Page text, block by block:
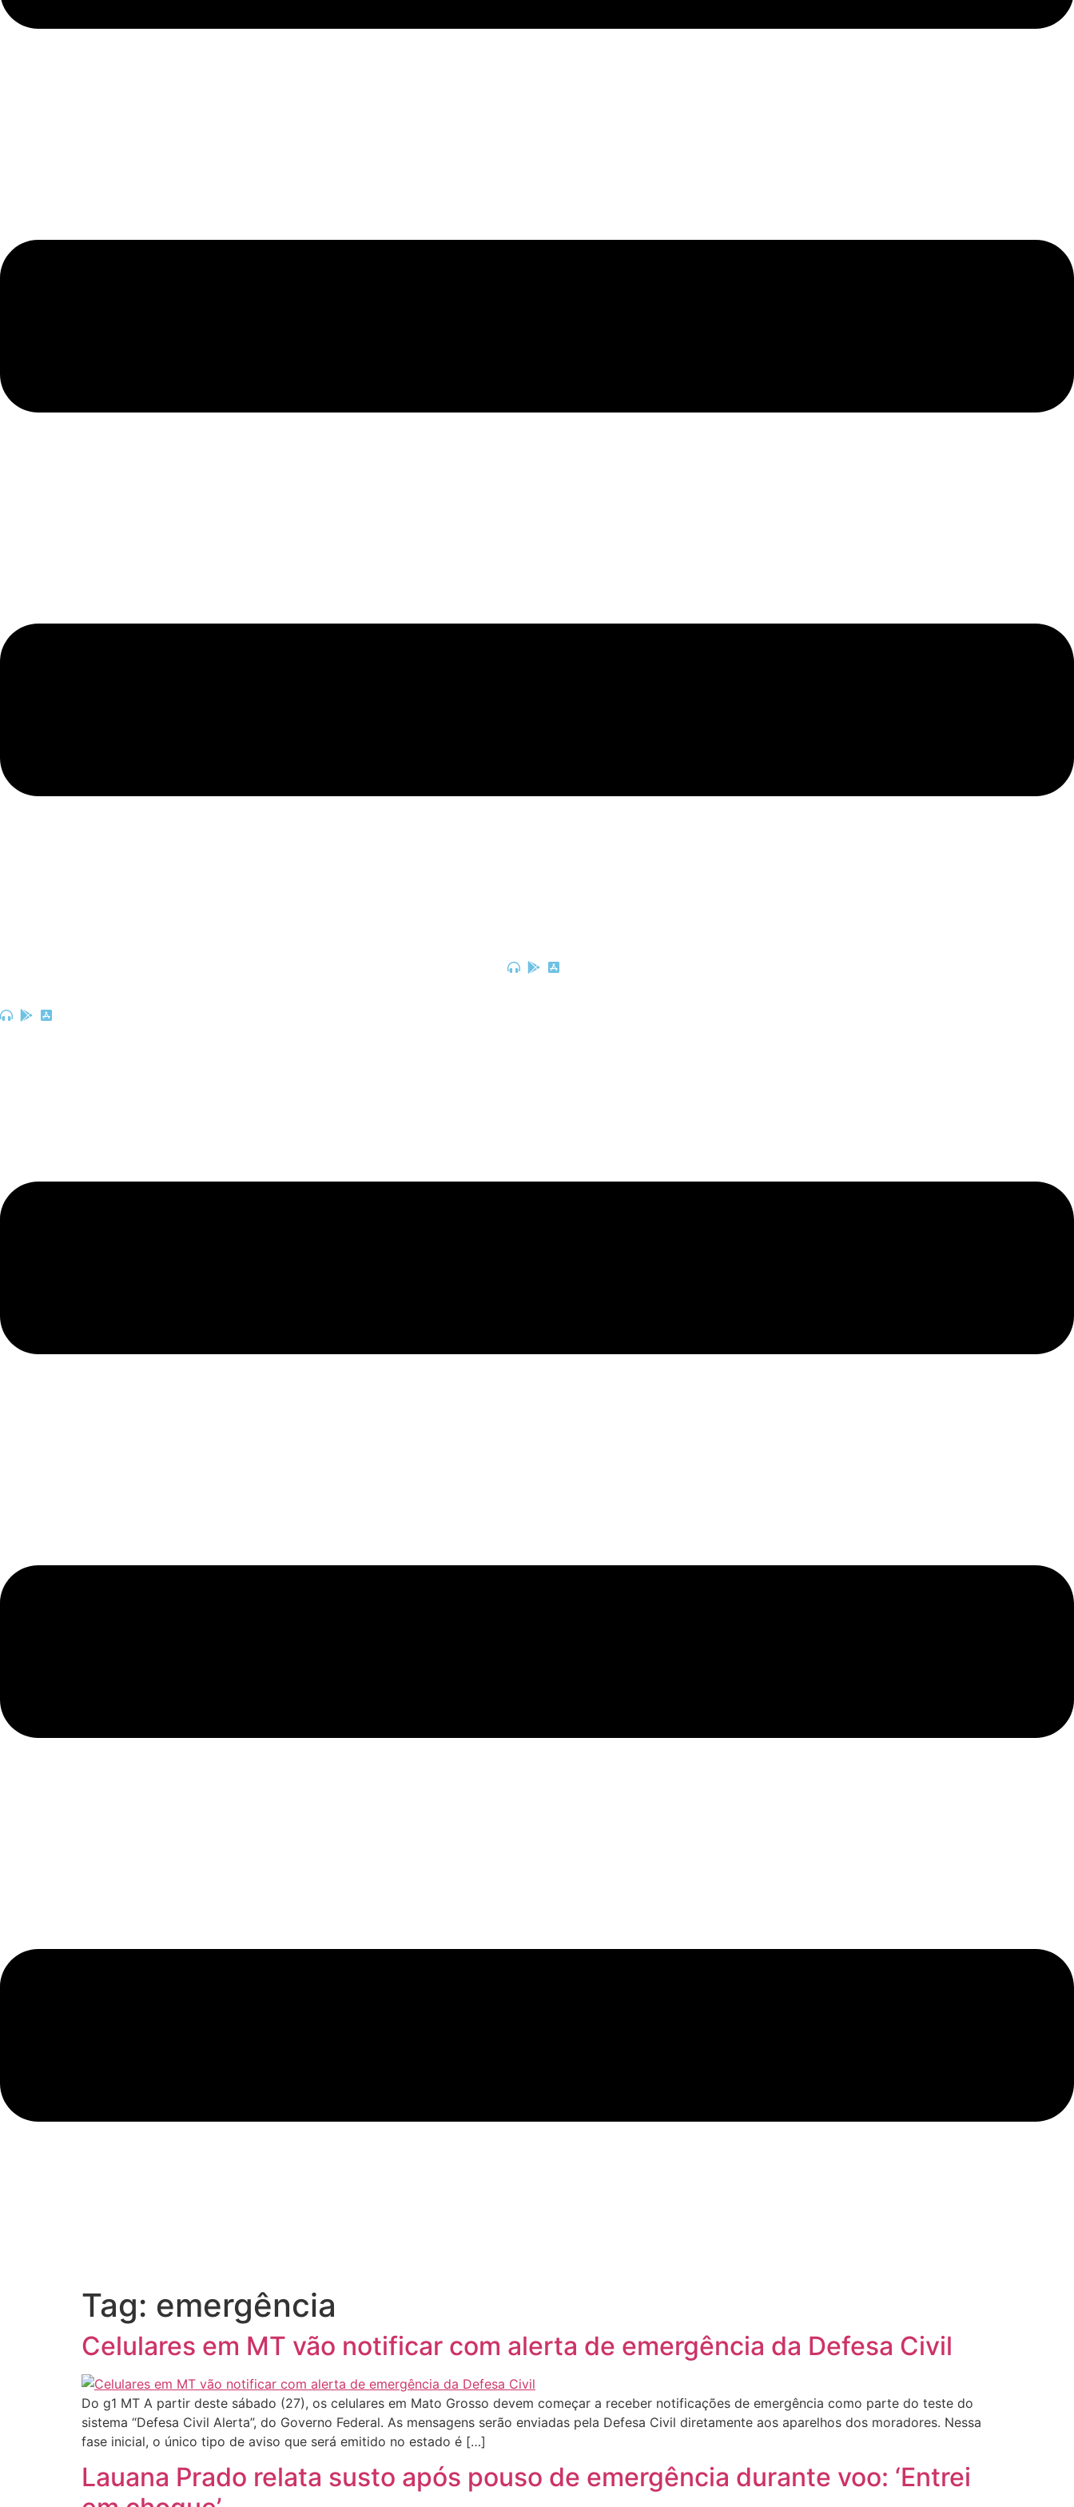
Tag: emergência
Celulares em MT vão notificar com alerta de emergência da Defesa Civil
Do g1 MT A partir deste sábado (27), os celulares em Mato Grosso devem começar a receber notificações de emergência como parte do teste do
sistema “Defesa Civil Alerta”, do Governo Federal. As mensagens serão enviadas pela Defesa Civil diretamente aos aparelhos dos moradores. Nessa
fase inicial, o único tipo de aviso que será emitido no estado é […]
Lauana Prado relata susto após pouso de emergência durante voo: ‘Entrei